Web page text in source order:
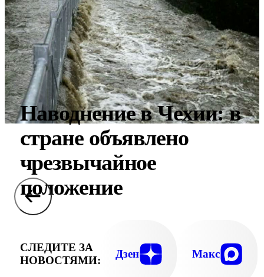
Наводнение в Чехии: в
стране объявлено
чрезвычайное
положение
СЛЕДИТЕ ЗА
НОВОСТЯМИ:
Дзен Макс